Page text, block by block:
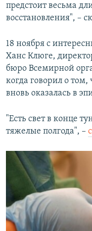
предстоит весьма
восстановления", –
18 ноября с
Ханс Клюге,
бюро Всемирной
когда говорил о
вновь оказалась в
"Есть свет в конце
тяжелые полгода", –